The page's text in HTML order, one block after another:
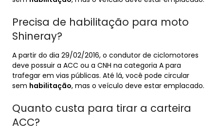
Precisa de habilitação para moto
Shineray?
A partir do dia 29/02/2016, o condutor de ciclomotores
deve possuir a ACC ou a CNH na categoria A para
trafegar em vias públicas. Até lá, você pode circular
sem habilitação, mas o veículo deve estar emplacado.
Quanto custa para tirar a carteira
ACC?